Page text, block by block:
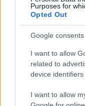
Purposes for
Opted Out
Google consents
I want to allow
related to
device identifiers
I want to allow